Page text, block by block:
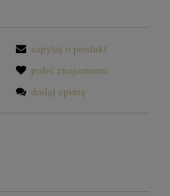
zapytaj o produkt
poleć znajomemu
dodaj opinię